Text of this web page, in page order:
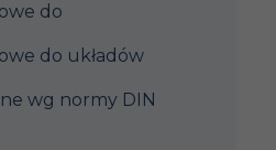
do
do układów
wg normy DIN